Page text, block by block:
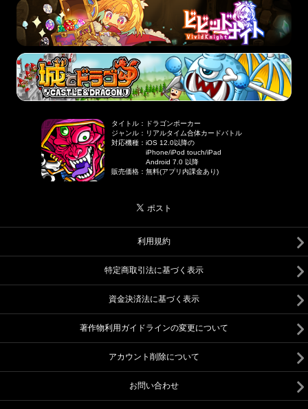
タイトル ：
ドラゴンポーカー
ジャンル ： リアルタイム合体カードバトル
対応機種 ：iOS 12.0以降の
iPhone/iPod touch/iPad
Android 7.0 以降
販売価格 ：無料(アプリ内課金あり)
利用規約
特定商取引法に基づく表示
資金決済法に基づく表示
著作物利用ガイドラインの変更について
アカウント削除について
お問い合わせ